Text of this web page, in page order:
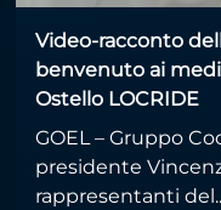
Video-racconto
benvenuto ai
Ostello LOCRIDE
GOEL – Gruppo
presidente
rappresentanti